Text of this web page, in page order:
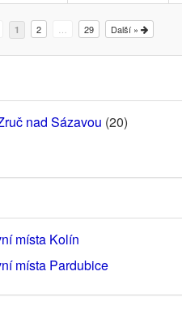
1 2 29 Další »
nad Sázavou (20)
místa Kolín
místa Pardubice